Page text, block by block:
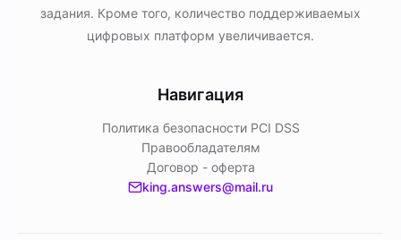
задания. Кроме того, количество поддерживаемых
цифровых платформ увеличивается.
Навигация
Политика безопасности PСI DSS
Правообладателям
Договор - оферта
king.answers@mail.ru